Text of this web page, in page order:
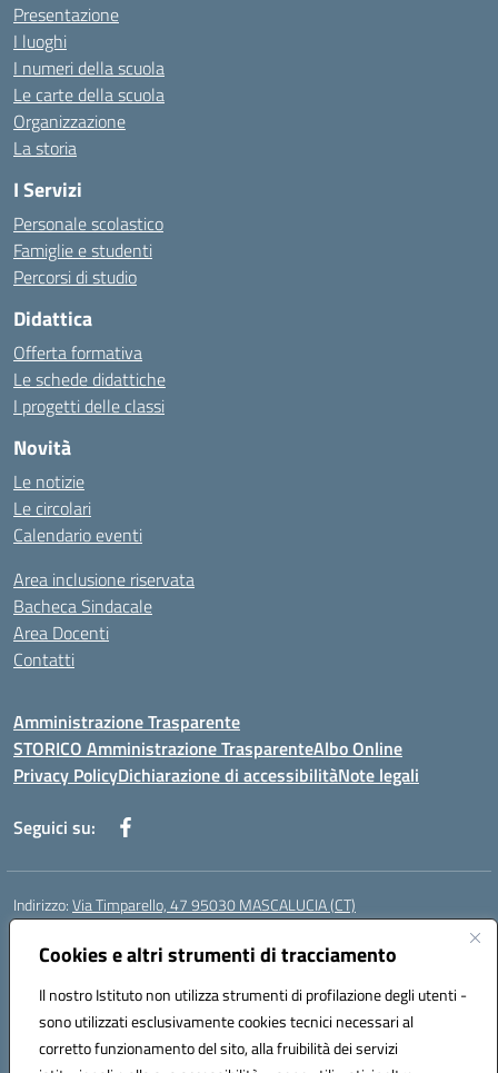
Cookies e altri strumenti di tracciamento
Il nostro Istituto non utilizza strumenti di profilazione degli utenti -
sono utilizzati esclusivamente cookies tecnici necessari al
corretto funzionamento del sito, alla fruibilità dei servizi
Presentazione
I luoghi
I numeri della scuola
Le carte della scuola
Organizzazione
La storia
I Servizi
Personale scolastico
Famiglie e studenti
Percorsi di studio
Didattica
Offerta formativa
Le schede didattiche
I progetti delle classi
Novità
Le notizie
Le circolari
Calendario eventi
Area inclusione riservata
Bacheca Sindacale
Area Docenti
Contatti
Amministrazione Trasparente
STORICO Amministrazione TrasparenteAlbo Online
Privacy PolicyDichiarazione di accessibilitàNote legali
Seguici su:
Indirizzo:Via Timparello, 47 95030 MASCALUCIA (CT)
Centralino:
Posta elettronica certificata (PEC):ctic8bc002@pec.istruzione.it
Codice fiscale: 93238350875
Codice meccanografico:ctic8bc002
Codice Indice delle Pubbliche Amministrazioni (IPA): istsc_ctic8bc002
Codice unico di fatturazione (CUF): 2PO2JW